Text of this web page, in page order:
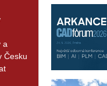
a
Česku